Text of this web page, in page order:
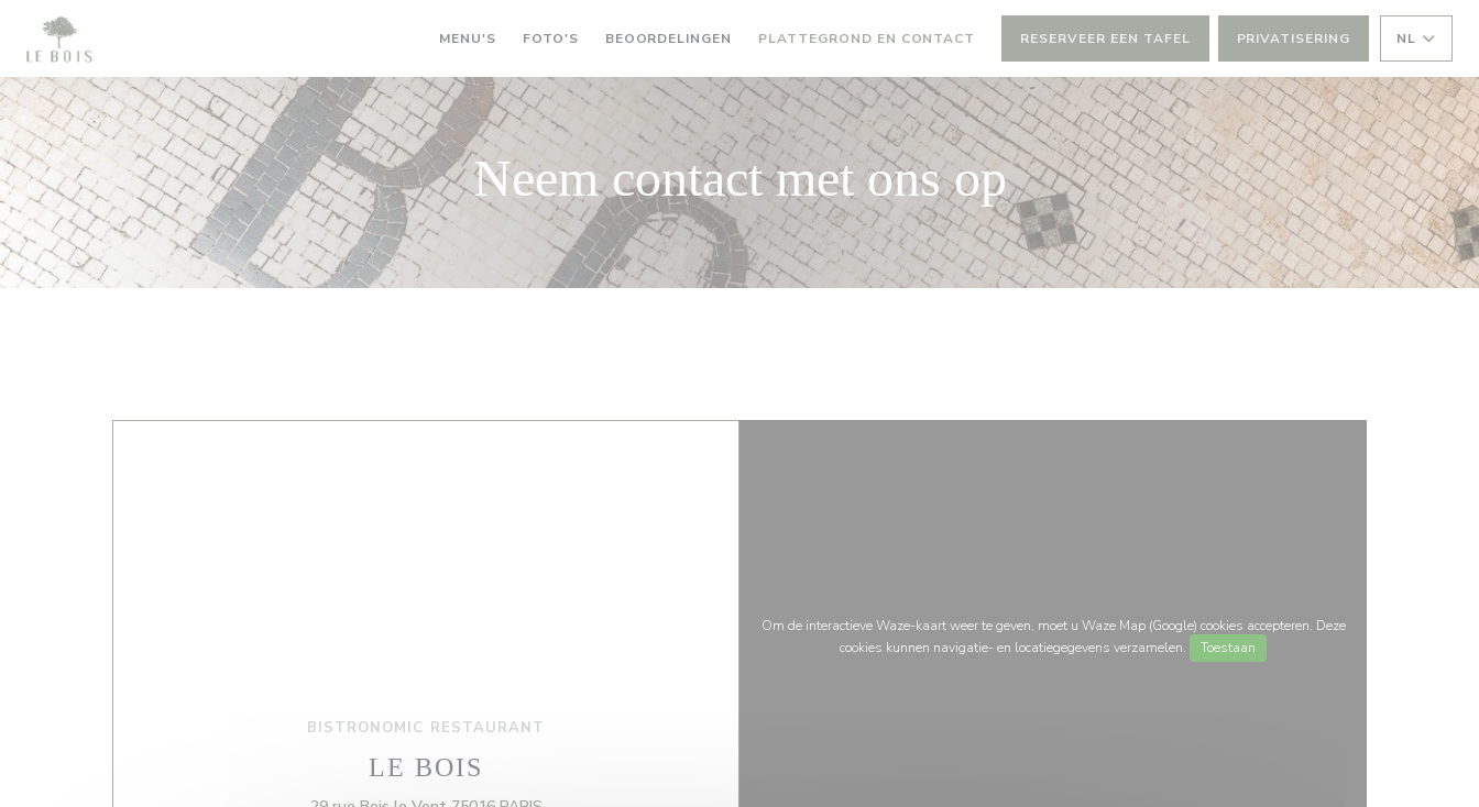
Cookies beheer paneel
MENU'S FOTO'S BEOORDELINGEN PLATTEGROND EN CONTACT RESERVEER EEN TAFEL PRIVATISERING NL
Neem contact met ons op
BISTRONOMIC RESTAURANT
LE BOIS
Om de interactieve Waze-kaart weer te geven, moet u Waze Map (Google) cookies accepteren. Deze
cookies kunnen navigatie- en locatiegegevens verzamelen.
Toestaan